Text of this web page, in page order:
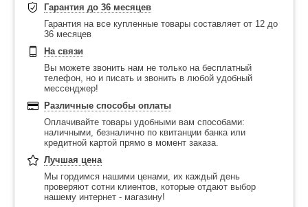
Гарантия до 36 месяцев
Гарантия на все купленные товары составляет от 12 до
36 месяцев
На связи
Вы можете звонить нам не только на бесплатный
телефон, но и писать и звонить в любой удобный
мессенджер!
Различные способы оплаты
Оплачивайте товары удобными вам способами:
наличными, безналично по квитанции банка или
кредитной картой прямо в момент заказа.
Лучшая цена
Мы гордимся нашими ценами, их каждый день
проверяют сотни клиентов, которые отдают выбор
нашему интернет - магазину!